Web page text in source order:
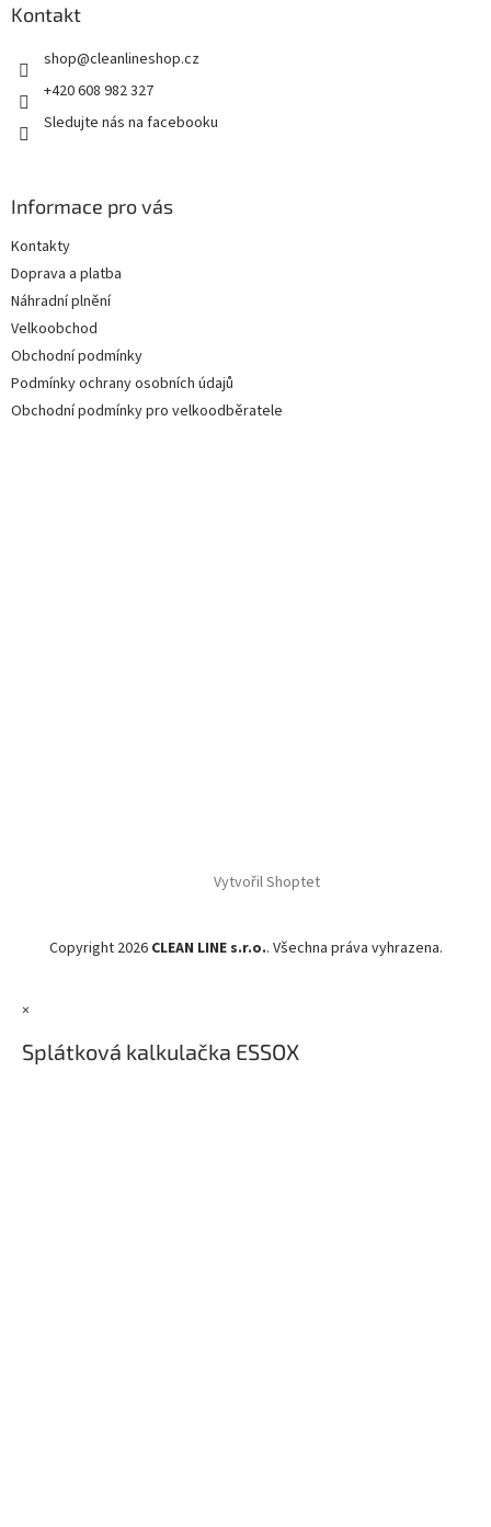
Kontakt
shop@cleanlineshop.cz
+420 608 982 327
Sledujte nás na facebooku
Informace pro vás
Kontakty
Doprava a platba
Náhradní plnění
Velkoobchod
Obchodní podmínky
Podmínky ochrany osobních údajů
Obchodní podmínky pro velkoodběratele
Vytvořil Shoptet
Copyright 2026 CLEAN LINE s.r.o.. Všechna práva vyhrazena.
×
Splátková kalkulačka ESSOX